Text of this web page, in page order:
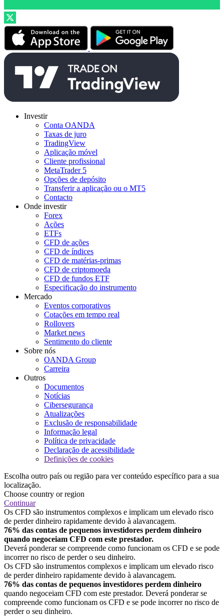
Investir
Conta OANDA
Taxas de juro
TradingView
Aplicação móvel
Cliente profissional
MetaTrader 5
Opções de depósito
Transferir a aplicação ou o MT5
Contacto
Onde investir
Forex
Ações
ETFs
CFD de ações
CFD de índices
CFD de matérias-primas
CFD de criptomoeda
CFD de fundos ETF
Especificação do instrumento
Mercado
Eventos corporativos
Cotações em tempo real
Rollovers
Market news
Sentimento do cliente
Sobre nós
OANDA Group
Carreira
Outros
Documentos
Notícias
Cibersegurança
Atualizações
Exclusão de responsabilidade
Informação legal
Política de privacidade
Declaração de acessibilidade
Definições de cookies
Escolha outro país ou região para ver conteúdo específico para a sua
localização.
Choose country or region
Continuar
Os CFD são instrumentos complexos e implicam um elevado risco
de perder dinheiro rapidamente devido à alavancagem.
76% das contas de pequenos investidores perdem dinheiro
quando negoceiam CFD com este prestador.
Deverá ponderar se compreende como funcionam os CFD e se pode
incorrer no risco de perder o seu dinheiro.
Os CFD são instrumentos complexos e implicam um elevado risco
de perder dinheiro rapidamente devido à alavancagem.
76% das contas de pequenos investidores perdem dinheiro
quando negoceiam CFD com este prestador. Deverá ponderar se
compreende como funcionam os CFD e se pode incorrer no risco de
perder o seu dinheiro.